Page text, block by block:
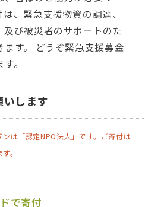
、緊急支援物資の調達、
び被災者のサポートのた
す。 どうぞ緊急支援募金
。
します
は「認定NPO法人」です。ご寄付は
。
で寄付